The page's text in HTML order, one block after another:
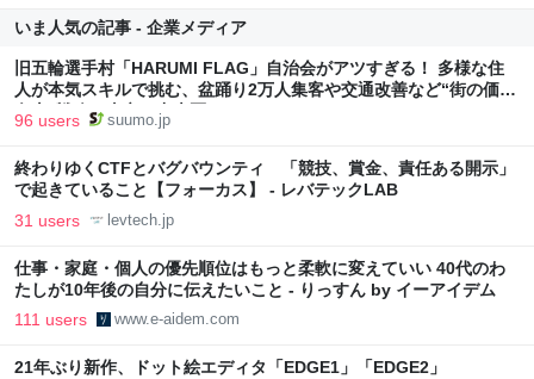
いま人気の記事 - 企業メディア
旧五輪選手村「HARUMI FLAG」自治会がアツすぎる！ 多様な住
人が本気スキルで挑む、盆踊り2万人集客や交通改善など“街の価値
向上”戦略 東京・中央区
96 users suumo.jp
終わりゆくCTFとバグバウンティ 「競技、賞金、責任ある開示」
で起きていること【フォーカス】 - レバテックLAB
31 users levtech.jp
仕事・家庭・個人の優先順位はもっと柔軟に変えていい 40代のわ
たしが10年後の自分に伝えたいこと - りっすん by イーアイデム
111 users www.e-aidem.com
21年ぶり新作、ドット絵エディタ「EDGE1」「EDGE2」